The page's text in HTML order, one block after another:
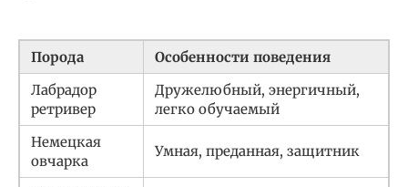
Порода
Особенности поведения
Лабрадор
ретривер
Дружелюбный, энергичный,
легко обучаемый
Немецкая
овчарка
Умная, преданная, защитник